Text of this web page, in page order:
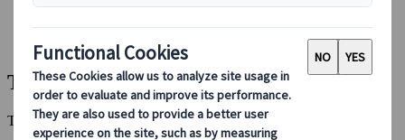
Japan Rail Pass
Unterkunft
Online-Beratung
Toya-See
This Destination is disabled to display.